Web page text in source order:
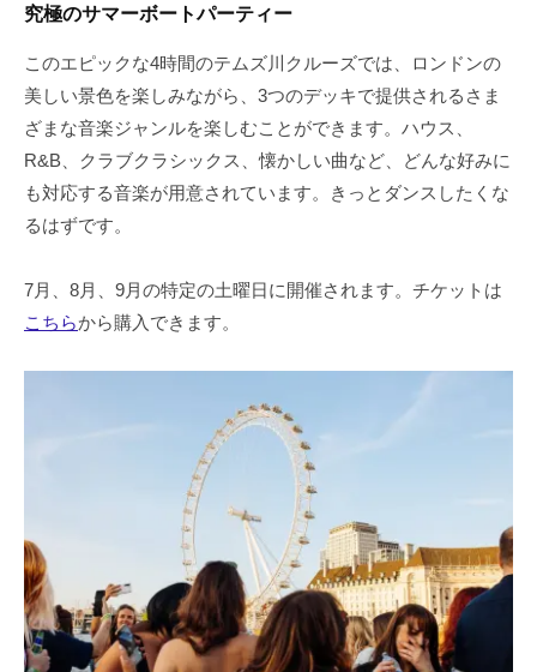
究極のサマーボートパーティー
このエピックな4時間のテムズ川クルーズでは、ロンドンの
美しい景色を楽しみながら、3つのデッキで提供されるさま
ざまな音楽ジャンルを楽しむことができます。ハウス、
R&B、クラブクラシックス、懐かしい曲など、どんな好みに
も対応する音楽が用意されています。きっとダンスしたくな
るはずです。
7月、8月、9月の特定の土曜日に開催されます。チケットは
こちらから購入できます。